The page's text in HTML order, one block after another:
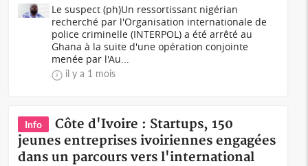
Le suspect (ph)Un ressortissant nigérian
recherché par l'Organisation internationale de
police criminelle (INTERPOL) a été arrêté au
Ghana à la suite d'une opération conjointe
menée par l'Au...
il y a 1 mois
Info
Côte d'Ivoire : Startups, 150
jeunes entreprises ivoiriennes engagées
dans un parcours vers l'international